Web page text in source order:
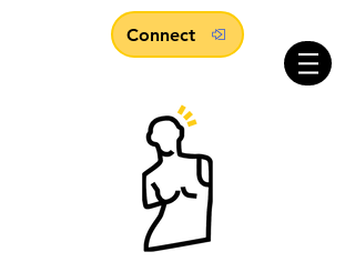
Connect